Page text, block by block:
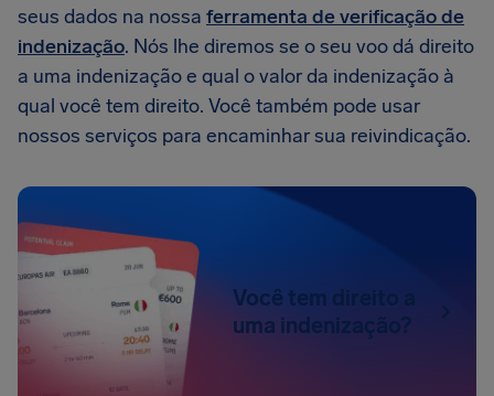
seus dados na nossa ferramenta de verificação de
indenização. Nós lhe diremos se o seu voo dá direito
a uma indenização e qual o valor da indenização à
qual você tem direito. Você também pode usar
nossos serviços para encaminhar sua reivindicação.
Você tem direito a
uma indenização?